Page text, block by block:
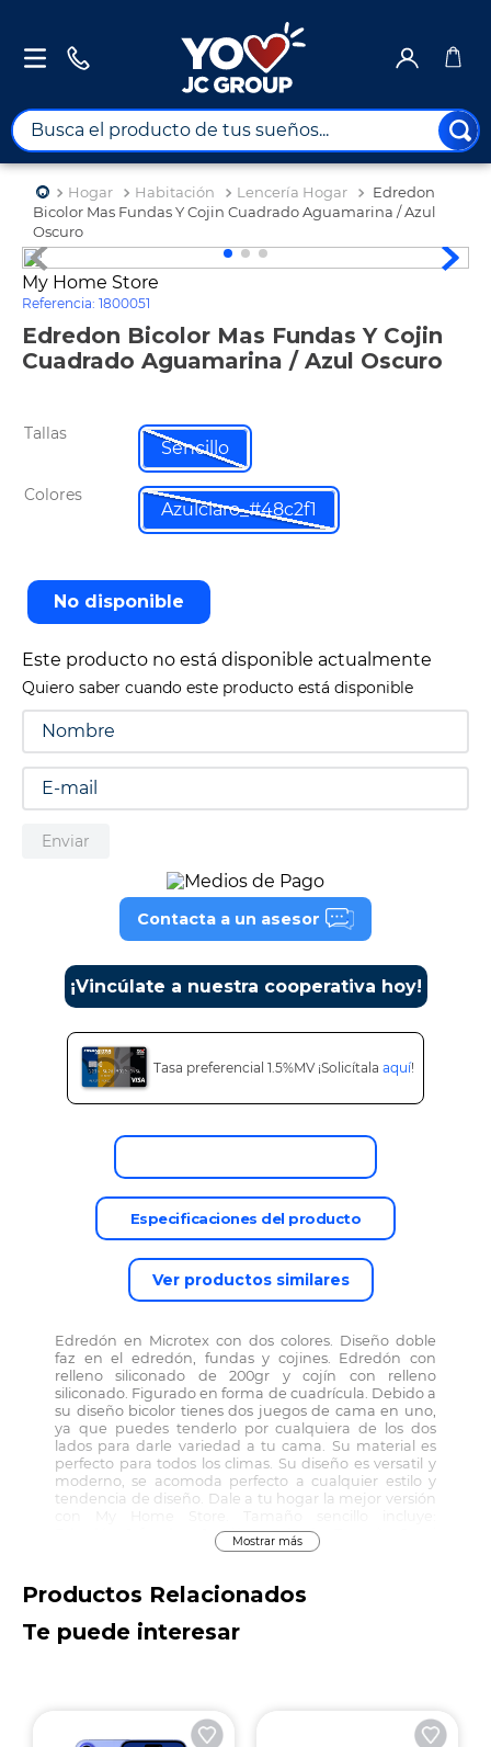
Busca el producto de tus sueños...
Hogar Habitación Lencería Hogar
Edredon
Bicolor Mas Fundas Y Cojin Cuadrado Aguamarina / Azul
Oscuro
My Home Store
Referencia: 1800051
Edredon Bicolor Mas Fundas Y Cojin
Cuadrado Aguamarina / Azul Oscuro
Tallas
Sencillo
Colores
Azulclaro_#48c2f1
No disponible
Este producto no está disponible actualmente
Quiero saber cuando este producto está disponible
Enviar
Contacta a un asesor
¡Vincúlate a nuestra cooperativa hoy!
Tasa preferencial 1.5%MV ¡Solicítala aquí!
Especificaciones del producto
Ver productos similares
Edredón en Microtex con dos colores. Diseño doble
faz en el edredón, fundas y cojines. Edredón con
relleno siliconado de 200gr y cojín con relleno
siliconado. Figurado en forma de cuadrícula. Debido a
su diseño bicolor tienes dos juegos de cama en uno,
ya que puedes tenderlo por cualquiera de los dos
lados para darle variedad a tu cama. Su material es
perfecto para todos los climas. Su diseño es versatil y
moderno, se acomoda perfecto a cualquier estilo y
tendencia de diseño. Dale a tu hogar la mejor versión
Edredón, 1 funda y 1 cojín cuadrado. Tamaño Semi
doble, Doble, Queen y King incluyen: Edredón, 2
Mostrar más
Productos Relacionados
Te puede interesar
TÉRMINOS MÁS BUSCADOS
1.
combos
2.
maximuebles
3.
4
nevera
5.
celulares
7.
impresora
8.
cine
tv